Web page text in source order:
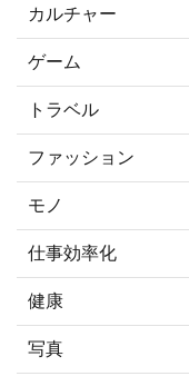
カルチャー
ゲーム
トラベル
ファッション
モノ
仕事効率化
健康
写真